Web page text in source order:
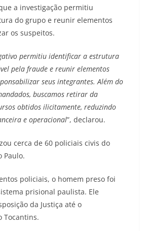
a investigação permitiu
do grupo e reunir elementos
os suspeitos.
permitiu identificar a estrutura
pela fraude e reunir elementos
seus integrantes. Além do
buscamos retirar da
obtidos ilicitamente, reduzindo
e operacional”, declarou.
cerca de 60 policiais civis do
Paulo.
policiais, o homem preso foi
prisional paulista. Ele
da Justiça até o
Tocantins.